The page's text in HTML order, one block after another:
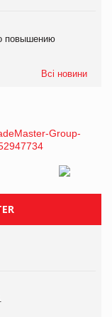
повышению
Всі новини